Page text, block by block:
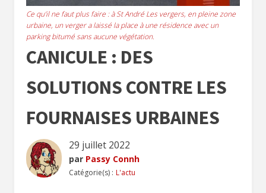
Ce qu’il ne faut plus faire : à St André Les vergers, en pleine zone
urbaine, un verger a laissé la place à une résidence avec un
parking bitumé sans aucune végétation.
CANICULE : DES
SOLUTIONS CONTRE LES
FOURNAISES URBAINES
29 juillet 2022
par Passy Connh
Catégorie(s) : L'actu